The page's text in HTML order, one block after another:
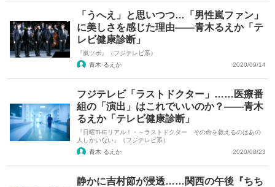
「うへえ」と思いつつ…「男性嵐ファン」
に美しさを感じた理由――青木るえか「テ
レビ健康診断」
『嵐ツボ』（フジテレビ系）
青木 るえか
2020/09/14
フジテレビ「ラストドクター」……医療番
組の「演出」はこれでいいのか？――青木
るえか「テレビ健康診断」
『日曜THEリアル！・～ラストドクター その命を救えるのはあの
人しかいない』（フジテレビ系）
青木 るえか
2020/08/23
静かに吉村節が浸透……関西の午後『ちち